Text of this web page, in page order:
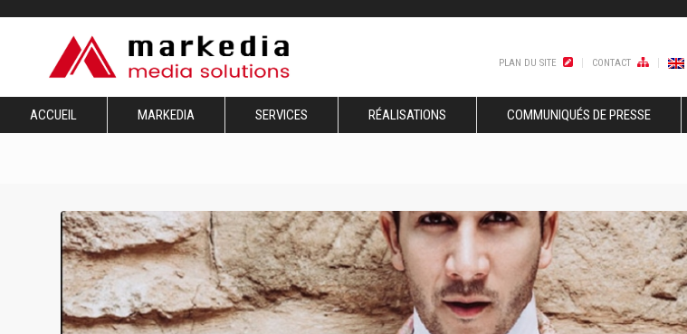
PLAN DU SITE CONTACT
ACCUEIL MARKEDIA SERVICES RÉALISATIONS COMMUNIQUÉS DE PRESSE